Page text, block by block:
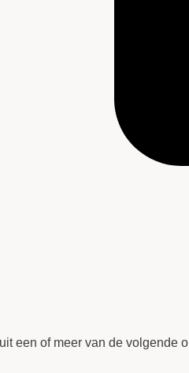
een of meer van de volgende